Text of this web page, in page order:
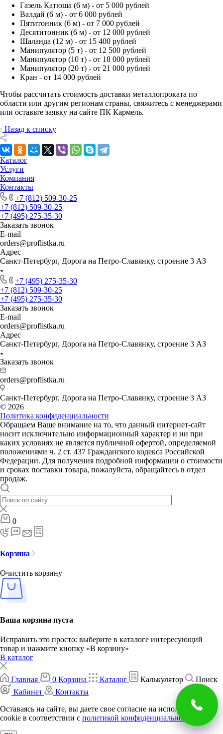
Газель Катюша (6 м) - от 5 000 рублей
Валдай (6 м) - от 6 000 рублей
Пятитонник (6 м) - от 7 000 рублей
Десятитонник (6 м) - от 12 000 рублей
Шаланда (12 м) - от 15 400 рублей
Манипулятор (5 т) - от 12 500 рублей
Манипулятор (10 т) - от 18 000 рублей
Манипулятор (20 т) - от 21 000 рублей
Кран - от 14 000 рублей
Чтобы рассчитать стоимость доставки металлопроката по
области или другим регионам страны, свяжитесь с менеджерами
или оставьте заявку на сайте ПК Кармель.
Назад к списку
Каталог
Услуги
Компания
Контакты
+7 (812) 509-30-25
+7 (812) 509-30-25
+7 (495) 275-35-30
Заказать звонок
E-mail
orders@proflistka.ru
Адрес
Санкт-Петербург, Дорога на Петро-Славянку, строение 3 АЗ
+7 (495) 275-35-30
+7 (812) 509-30-25
+7 (495) 275-35-30
Заказать звонок
E-mail
orders@proflistka.ru
Адрес
Санкт-Петербург, Дорога на Петро-Славянку, строение 3 АЗ
Заказать звонок
orders@proflistka.ru
Санкт-Петербург, Дорога на Петро-Славянку, строение 3 АЗ
© 2026
Политика конфиденциальности
Обращаем Ваше внимание на то, что данный интернет-сайт
носит исключительно информационный характер и ни при
каких условиях не является публичной офертой, определяемой
положениями ч. 2 ст. 437 Гражданского кодекса Российской
Федерации. Для получения подробной информации о стоимости
и сроках поставки товара, пожалуйста, обращайтесь в отдел
продаж.
0
Корзина
Очистить корзину
Ваша корзина пуста
Исправить это просто: выберите в каталоге интересующий
товар и нажмите кнопку «В корзину»
В каталог
Главная 0 Корзина Каталог Калькулятор
Поиск
Кабинет
Контакты
Оставаясь на сайте, вы даете свое согласие на использование
cookie в соответствии c политикой конфиденциальности